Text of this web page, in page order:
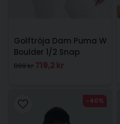
Golftröja Dam Puma W
Boulder 1/2 Snap
Pullover Navy
899 kr 719,2 kr
-40%